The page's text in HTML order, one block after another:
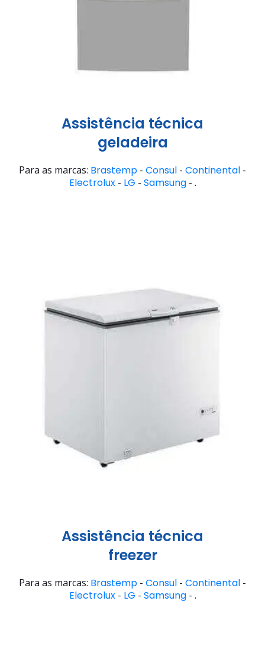
Assistência técnica
geladeira
Para as marcas: Brastemp - Consul - Continental -
Electrolux- LG - Samsung- .
Assistência técnica
freezer
Para as marcas: Brastemp - Consul - Continental -
Electrolux- LG - Samsung- .